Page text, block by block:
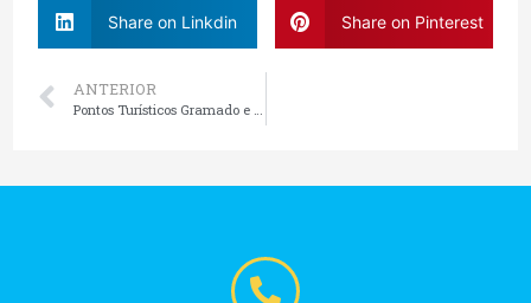
Share on Linkdin Share on Pinterest
ANTERIOR
Pontos Turísticos Gramado e Canela